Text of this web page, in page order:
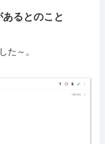
るとのこと
た～。